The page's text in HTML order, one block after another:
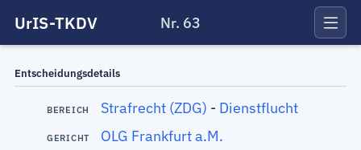
UrIS-TKDV Nr. 63
Entscheidungsdetails
BEREICH Strafrecht (ZDG) - Dienstflucht
GERICHT OLG Frankfurt a.M.